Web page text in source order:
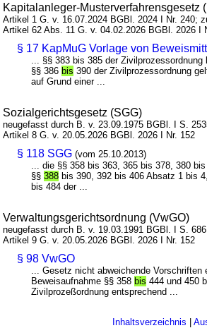
Kapitalanleger-Musterverfahrensgesetz
Artikel 1 G. v. 16.07.2024 BGBl. 2024 I Nr. 240;
Artikel 62 Abs. 11 G. v. 04.02.2026 BGBl. 2026 I
§ 17 KapMuG Vorlage von
... §§ 383 bis 385 der
§§ 386bis 390 der Zivilprozessordnung
auf Grund einer ...
Sozialgerichtsgesetz (SGG)
neugefasst durch B. v. 23.09.1975 BGBl. I S.
Artikel 8 G. v. 20.05.2026 BGBl. 2026 I Nr. 152
§ 118 SGG (vom 25.10.2013)
... die §§ 358 bis 363, 365 bis 378, 380
§§388 bis 390, 392 bis 406 Absatz 1 bis
bis 484 der ...
Verwaltungsgerichtsordnung (VwGO)
neugefasst durch B. v. 19.03.1991 BGBl. I S.
Artikel 9 G. v. 20.05.2026 BGBl. 2026 I Nr. 152
§ 98 VwGO
... Gesetz nicht abweichende
Beweisaufnahme §§ 358bis 444 und 450
Zivilprozeßordnung entsprechend ...
Inhaltsverzeichnis |